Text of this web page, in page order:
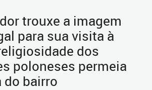
trouxe a imagem
para sua visita à
dos
poloneses permeia
do bairro